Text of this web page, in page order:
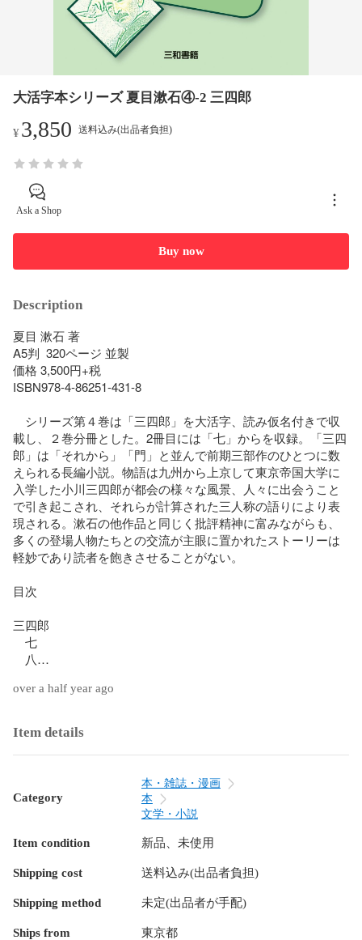
大活字本シリーズ 夏目漱石④-2 三四郎
¥3,850 送料込み(出品者負担)
Ask a Shop
Buy now
Description
夏目 漱石 著
A5判  320ページ 並製
価格 3,500円+税
ISBN978-4-86251-431-8
シリーズ第４巻は「三四郎」を大活字、読み仮名付きで収
載し、２巻分冊とした。2冊目には「七」からを収録。「三四
郎」は「それから」「門」と並んで前期三部作のひとつに数
えられる長編小説。物語は九州から上京して東京帝国大学に
入学した小川三四郎が都会の様々な風景、人々に出会うこと
で引き起こされ、それらが計算された三人称の語りにより表
現される。漱石の他作品と同じく批評精神に富みながらも、
多くの登場人物たちとの交流が主眼に置かれたストーリーは
軽妙であり読者を飽きさせることがない。
目次
三四郎
七
八
十
十二
夏目　漱石  （ナツメ　ソウセキ）
にて誕生。帝国大学英文科卒。松山中学、五高等で英語を教
え、英国に留学。帰国後、一高、東大で教鞭をとる。
1905（明治38）年、『吾輩は猫である』を発表。翌年、『坊
っちゃん』『草枕』など次々と話題作を発表。1907年、新聞
社に入社して創作に専念。『三四郎』『それから』『行人』
『こころ』等、日本文学史に輝く数々の傑作を著した。最後
over a half year ago
Item details
Category
本・雑誌・漫画
本
文学・小説
Item condition 新品、未使用
Shipping cost 送料込み(出品者負担)
Shipping method 未定(出品者が手配)
Ships from 東京都